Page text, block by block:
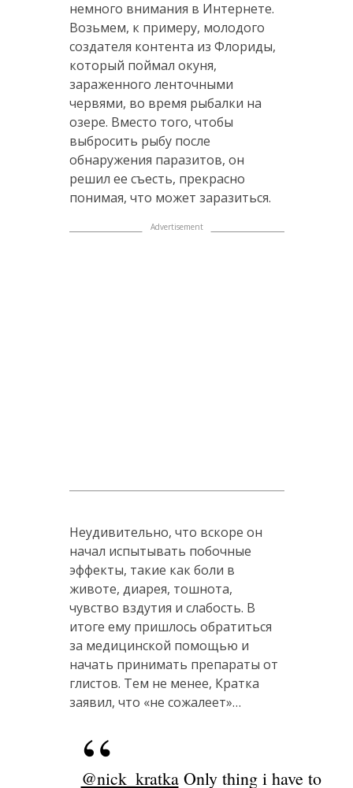
немного внимания в Интернете.
Возьмем, к примеру, молодого
создателя контента из Флориды,
который поймал окуня,
зараженного ленточными
червями, во время рыбалки на
озере. Вместо того, чтобы
выбросить рыбу после
обнаружения паразитов, он
решил ее съесть, прекрасно
понимая, что может заразиться.
Неудивительно, что вскоре он
начал испытывать побочные
эффекты, такие как боли в
животе, диарея, тошнота,
чувство вздутия и слабость. В
итоге ему пришлось обратиться
за медицинской помощью и
начать принимать препараты от
глистов. Тем не менее, Кратка
заявил, что «не сожалеет»…
@nick_kratkaOnly thing i have to